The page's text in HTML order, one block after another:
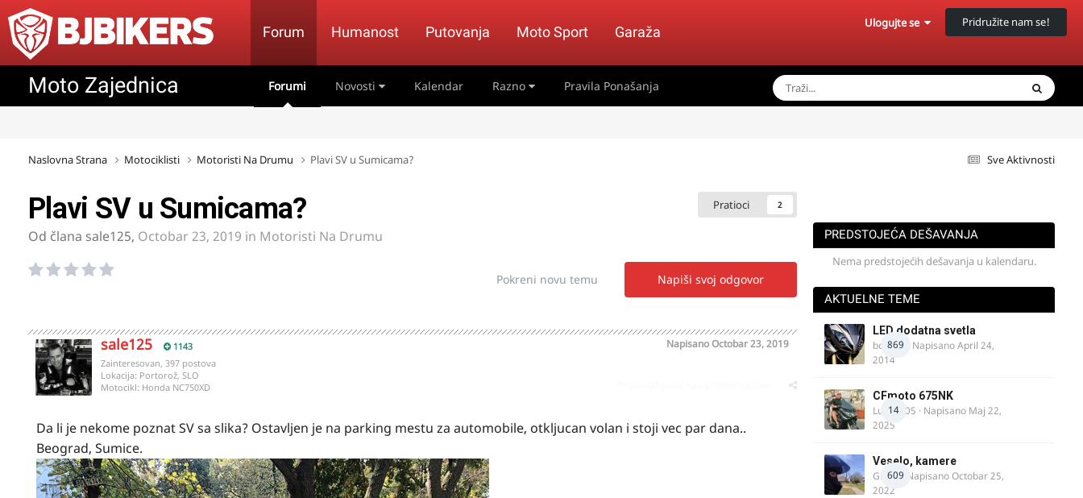
Forum Humanost Putovanja Moto Sport Garaža
Ulogujte se Pridružite nam se!
Moto Zajednica Forumi Novosti Kalendar Razno Pravila Ponašanja
Sve Aktivnosti
Naslovna Strana Motociklisti Motoristi Na Drumu Plavi SV u Sumicama?
Pratioci 2
Plavi SV u Sumicama?
Od člana sale125, Octobar 23, 2019 in Motoristi Na Drumu
Napiši svoj odgovor
Pokreni novu temu
sale125 1143 NapisanoOctobar 23, 2019
Zainteresovan, 397 postova
Lokacija: Portorož, SLO
Motocikl: Honda NC750XD
Da li je nekome poznat SV sa slika? Ostavljen je na parking mestu za automobile, otkljucan volan i stoji vec par dana..
Beograd, Sumice.
PREDSTOJEĆA DEŠAVANJA
Nema predstojećih dešavanja u kalendaru.
AKTUELNE TEME
869
LED dodatna svetla
boki.64 · NapisanoApril 24,
2014
14
CFmoto 675NK
Luka9905 · Napisano Maj 22,
2025
609
Veselo, kamere
GR 46· NapisanoOctobar 25,
2022